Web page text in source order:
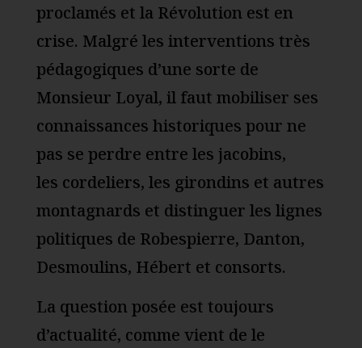
proclamés et la Révolution est en
crise. Malgré les interventions très
pédagogiques d’une sorte de
Monsieur Loyal, il faut mobiliser ses
connaissances historiques pour ne
pas se perdre entre les jacobins,
les cordeliers, les girondins et autres
montagnards et distinguer les lignes
politiques de Robespierre, Danton,
Desmoulins, Hébert et consorts.
La question posée est toujours
d’actualité, comme vient de le